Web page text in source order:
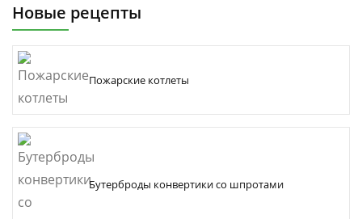
Новые рецепты
Пожарские котлеты
Бутерброды конвертики со шпротами